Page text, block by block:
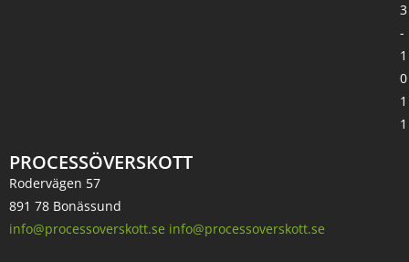
PROCESSÖVERSKOTT
Rodervägen 57
891 78 Bonässund
info@processoverskott.se info@processoverskott.se
3
-
1
0
1
1